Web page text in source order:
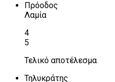
Πρόοδος
Λαμία
4
5
Τελικό αποτέλεσμα
Τηλυκράτης